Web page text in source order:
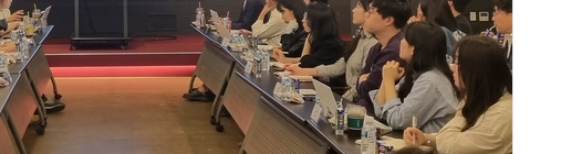
AI Native Enterprise를 지원하는 AI Ready Data 플랫폼 활용 전략